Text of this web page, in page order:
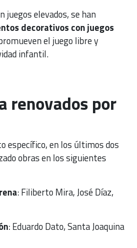
juegos elevados, se han
decorativos con juegos
el juego libre y
infantil.
renovados por
específico, en los últimos dos
obras en los siguientes
: Filiberto Mira, José Díaz,
: Eduardo Dato, Santa Joaquina